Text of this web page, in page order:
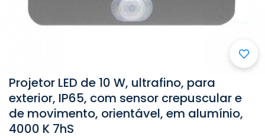
Projetor LED de 10 W, ultrafino, para
exterior, IP65, com sensor crepuscular e
de movimento, orientável, em alumínio,
4000 K 7hS